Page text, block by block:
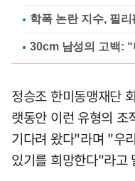
학폭 논란 지수, 필
정승조 한미동맹재단
랫동안 이런 유형의 조
기다려 왔다"라며 "우
있기를 희망한다"라고